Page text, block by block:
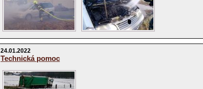
24.01.2022
Technická pomoc